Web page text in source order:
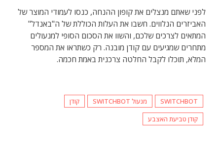
לפני שאתם מנצלים את קופון ההנחה, כנסו לעמודי המוצר של
האביזרים הנלווים. חשבו את העלות הכוללת של ה"באנדל"
המתאים לצרכים שלכם, והשוו את הסכום הסופי למנעולים
מתחרים שמגיעים עם קודן מובנה. רק כשתראו את המספר
המלא, תוכלו לקבל החלטה צרכנית באמת חכמה.
SWITCHBOT מנעול SWITCHBOT
קודן
קודן טביעת האצבע